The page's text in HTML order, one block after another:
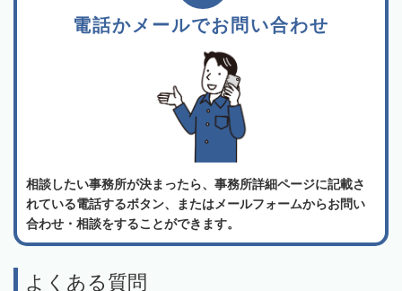
電話かメールでお問い合わせ
相談したい事務所が決まったら、事務所詳細ページに記載さ
れている電話するボタン、またはメールフォームからお問い
合わせ・相談をすることができます。
よくある質問